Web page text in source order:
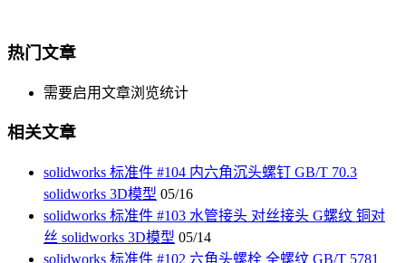
热门文章
需要启用文章浏览统计
相关文章
solidworks 标准件 #104 内六角沉头螺钉 GB/T 70.3
solidworks 3D模型 05/16
solidworks 标准件 #103 水管接头 对丝接头 G螺纹 铜对
丝 solidworks 3D模型 05/14
solidworks 标准件 #102 六角头螺栓 全螺纹 GB/T 5781